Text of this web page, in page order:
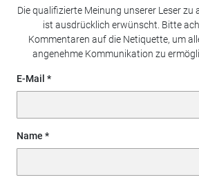
Die qualifizierte Meinung unserer Leser zu
ist ausdrücklich erwünscht. Bitte
Kommentaren auf die Netiquette, um
angenehme Kommunikation zu
E-Mail
Name